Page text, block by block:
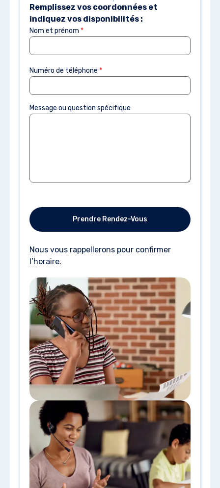
Remplissez vos coordonnées et
indiquez vos disponibilités :
Nom et prénom *
Numéro de téléphone *
Message ou question spécifique
Prendre Rendez-Vous
Nous vous rappellerons pour confirmer
l’horaire.